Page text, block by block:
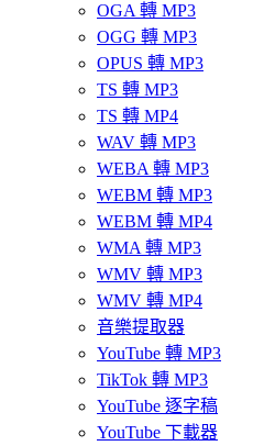
OGA 轉 MP3
OGG 轉 MP3
OPUS 轉 MP3
TS 轉 MP3
TS 轉 MP4
WAV 轉 MP3
WEBA 轉 MP3
WEBM 轉 MP3
WEBM 轉 MP4
WMA 轉 MP3
WMV 轉 MP3
WMV 轉 MP4
音樂提取器
YouTube 轉 MP3
TikTok 轉 MP3
YouTube 逐字稿
YouTube 下載器